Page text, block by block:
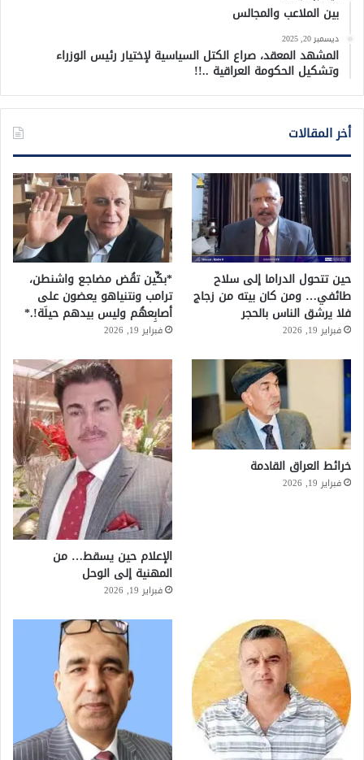
بين الملاعب والمجالس
ديسمبر 20, 2025
المشهد المعقد، صراع الكتل السياسية لإختيار رئيس الوزراء
وتشكيل الحكومة العراقية ..!!
أخر المقالات
حين تتحول الدراما إلى سلاح
طائفي… ومن كان بيته من زجاج
فلا يرشق الناس بالحجر
فبراير 19, 2026
*بكِّين تقُض مضاجع واشنطن،
ترامب ونتنياهو يعضون على
أصابِعهُم وليس بيدهم حيلَة!.*
فبراير 19, 2026
خرائط العراق القادمة
فبراير 19, 2026
الإعلام حين يسقط… من
المهنية إلى الوحل
فبراير 19, 2026